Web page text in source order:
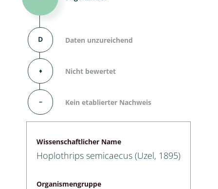
D Daten unzureichend
⬧ Nicht bewertet
– Kein etablierter Nachweis
Wissenschaftlicher Name
Hoplothrips semicaecus (Uzel, 1895)
Organismengruppe